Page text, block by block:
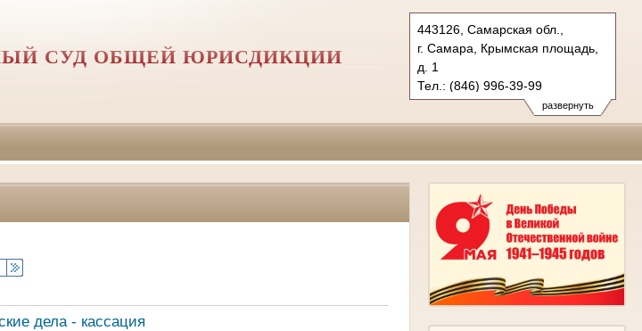
развернуть
443126, Самарская обл.,
г. Самара, Крымская площадь,
д. 1
Тел.: (846) 996-39-99
6kas@sudrf.ru
схема проезда
СУД ОБЩЕЙ ЮРИСДИКЦИИ
дела - кассация